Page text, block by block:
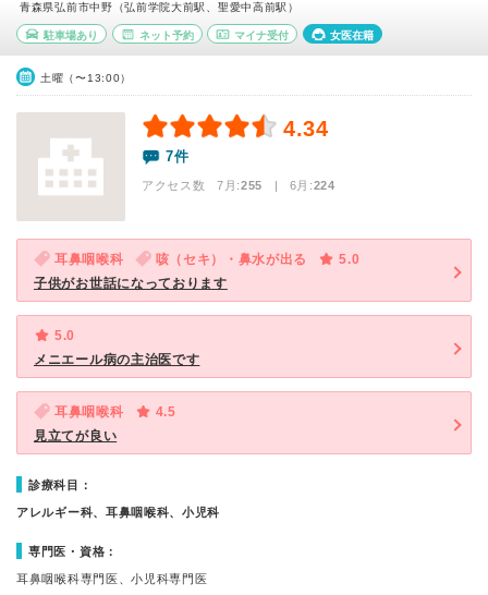
青森県弘前市中野（弘前学院大前駅、聖愛中高前駅）
駐車場あり ネット予約 マイナ受付 女医在籍
土曜（〜13:00）
4.34
7件
アクセス数 7月:255 | 6月:224
耳鼻咽喉科 咳（セキ）・鼻水が出る
5.0
子供がお世話になっております
5.0
メニエール病の主治医です
耳鼻咽喉科
4.5
見立てが良い
診療科目：
アレルギー科、耳鼻咽喉科、小児科
専門医・資格：
耳鼻咽喉科専門医、小児科専門医